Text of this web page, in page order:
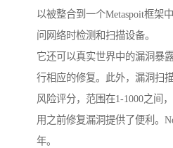
以被整合到一个Metaspoit框架
问网络时检测和扫描设备。
它还可以真实世界中的漏洞暴
行相应的修复。此外，漏洞扫
风险评分，范围在1-1000之间
用之前修复漏洞提供了便利。
年。